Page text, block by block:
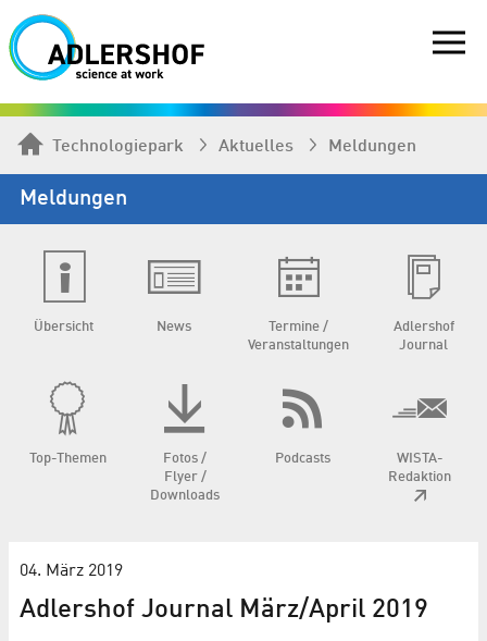
Technologiepark Aktuelles Meldungen
Meldungen
Übersicht News
Termine /
Veranstaltungen
Adlershof
Journal
Top-Themen
Fotos /
Flyer /
Downloads
Podcasts
WISTA-
Redaktion
04. März 2019
Adlershof Journal März/April 2019